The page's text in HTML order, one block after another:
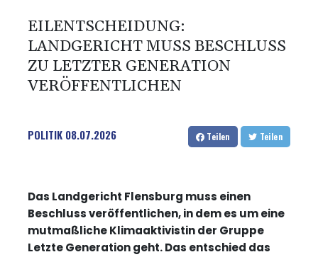
EILENTSCHEIDUNG:
LANDGERICHT MUSS BESCHLUSS
ZU LETZTER GENERATION
VERÖFFENTLICHEN
POLITIK 08.07.2026 Teilen Teilen
Das Landgericht Flensburg muss einen
Beschluss veröffentlichen, in dem es um eine
mutmaßliche Klimaaktivistin der Gruppe
Letzte Generation geht. Das entschied das